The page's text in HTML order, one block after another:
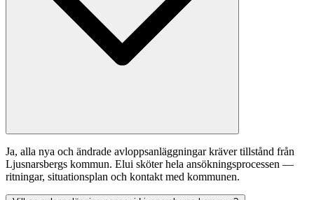
Ja, alla nya och ändrade avloppsanläggningar kräver tillstånd från
Ljusnarsbergs kommun. Elui sköter hela ansökningsprocessen —
ritningar, situationsplan och kontakt med kommunen.